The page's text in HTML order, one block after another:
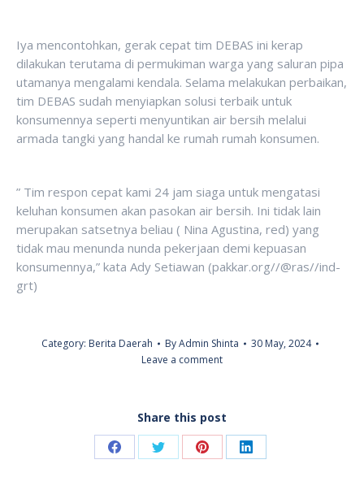
Iya mencontohkan, gerak cepat tim DEBAS ini kerap
dilakukan terutama di permukiman warga yang saluran pipa
utamanya mengalami kendala. Selama melakukan perbaikan,
tim DEBAS sudah menyiapkan solusi terbaik untuk
konsumennya seperti menyuntikan air bersih melalui
armada tangki yang handal ke rumah rumah konsumen.
” Tim respon cepat kami 24 jam siaga untuk mengatasi
keluhan konsumen akan pasokan air bersih. Ini tidak lain
merupakan satsetnya beliau ( Nina Agustina, red) yang
tidak mau menunda nunda pekerjaan demi kepuasan
konsumennya,” kata Ady Setiawan (pakkar.org//@ras//ind-
grt)
Category: Berita Daerah ByAdmin Shinta
30 May, 2024
Leave a comment
Share this post
Share Share Share Share